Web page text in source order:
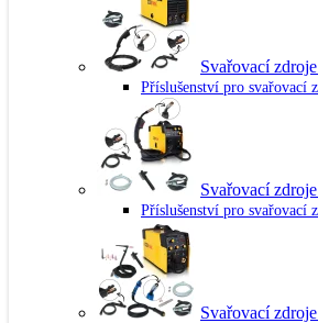
Svařovací
Příslušenství pro svařovací
Svařovací
Příslušenství pro svařovací
Svařovací